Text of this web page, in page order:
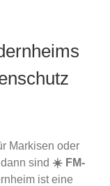
Markisen oder
sind ☀️ FM-
ist eine